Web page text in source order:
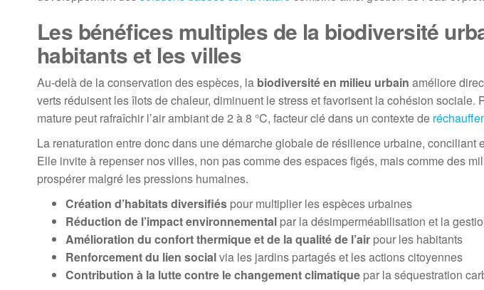
Les bénéfices multiples de la biodiversité
habitants et les villes
Au-delà de la conservation des espèces, la biodiversité en milieu urbain améliore
verts réduisent les îlots de chaleur, diminuent le stress et favorisent la cohésion sociale.
mature peut rafraîchir l’air ambiant de 2 à 8 °C, facteur clé dans un contexte de
La renaturation entre donc dans une démarche globale de résilience urbaine, conciliant
Elle invite à repenser nos villes, non pas comme des espaces figés, mais comme des
prospérer malgré les pressions humaines.
Création d’habitats diversifiés pour multiplier les espèces urbaines
Réduction de l’impact environnemental par la désimperméabilisation et la
Amélioration du confort thermique et de la qualité de l’air pour les habitants
Renforcement du lien socialvia les jardins partagés et les actions citoyennes
Contribution à la lutte contre le changement climatique par la séquestration